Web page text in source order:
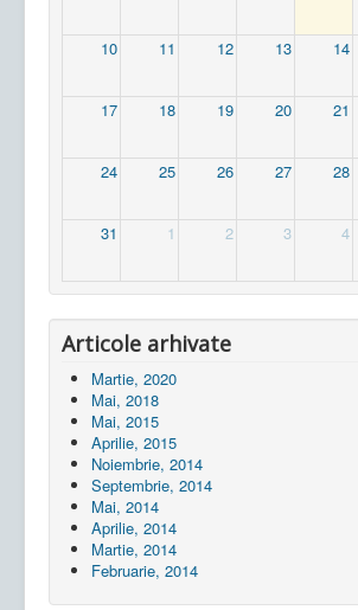
10 11 12 13 14
17 18 19 20 21
24 25 26 27 28
31 1 2 3 4
Articole arhivate
Martie, 2020
Mai, 2018
Mai, 2015
Aprilie, 2015
Noiembrie, 2014
Septembrie, 2014
Mai, 2014
Aprilie, 2014
Martie, 2014
Februarie, 2014